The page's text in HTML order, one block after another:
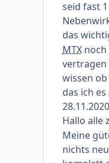
seid fast
das
MTXnoch
vertragen
wissen
das ich
28.11.2020
Hallo alle
Meine
nichts